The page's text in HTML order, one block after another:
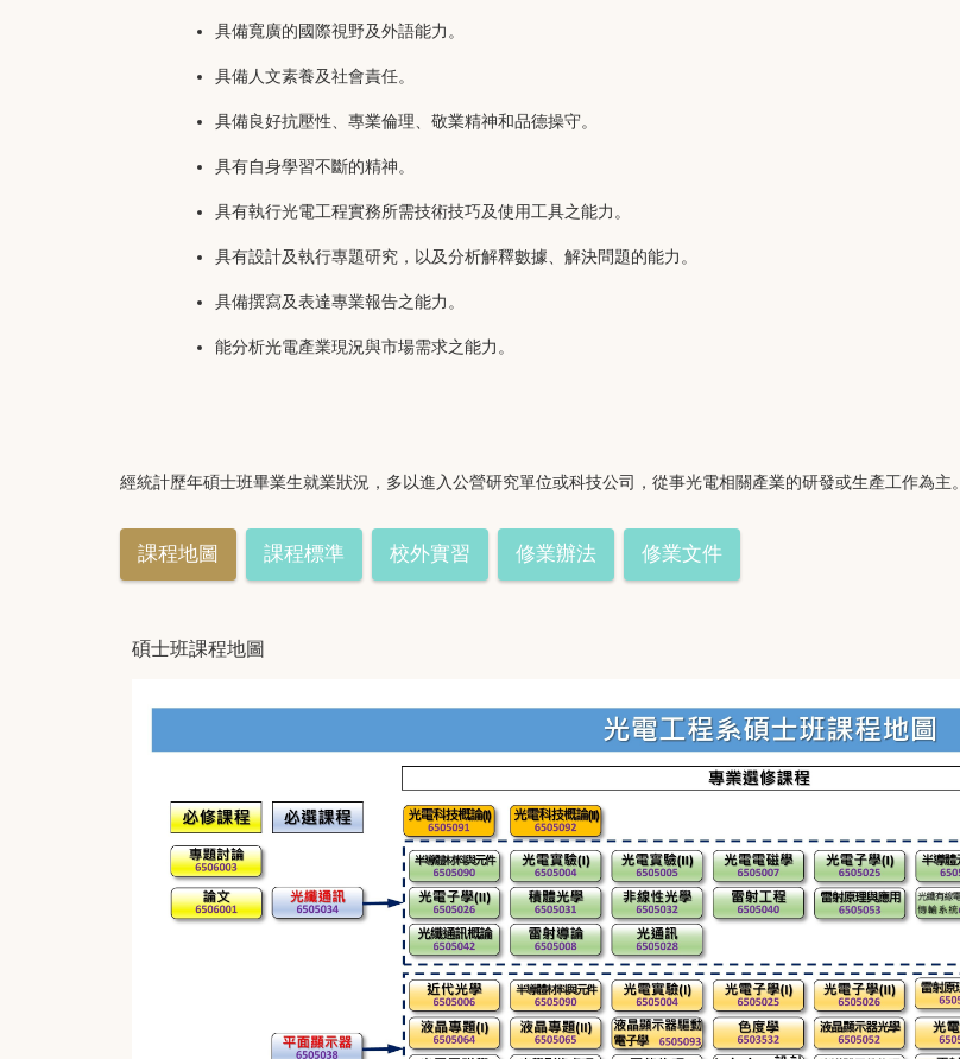
具備寬廣的國際視野及外語能力。
具備人文素養及社會責任。
具備良好抗壓性、專業倫理、敬業精神和品德操守。
具有自身學習不斷的精神。
具有執行光電工程實務所需技術技巧及使用工具之能力。
具有設計及執行專題研究，以及分析解釋數據、解決問題的能力。
具備撰寫及表達專業報告之能力。
能分析光電產業現況與市場需求之能力。
經統計歷年碩士班畢業生就業狀況，多以進入公營研究單位或科技公司，從事光電相關產業的研發或生產工作為主。
課程地圖 課程標準 校外實習 修業辦法 修業文件
碩士班課程地圖